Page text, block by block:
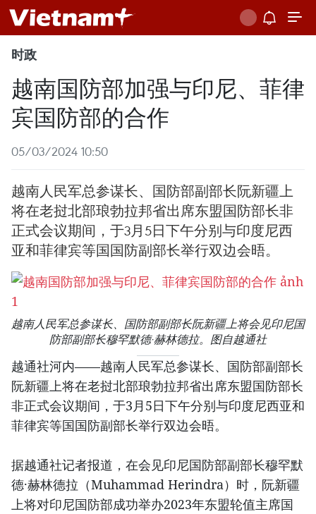
时政
越南国防部加强与印尼、菲律
宾国防部的合作
05/03/2024 10:50
越南人民军总参谋长、国防部副部长阮新疆上
将在老挝北部琅勃拉邦省出席东盟国防部长非
正式会议期间，于3月5日下午分别与印度尼西
亚和菲律宾等国国防副部长举行双边会晤。
越南人民军总参谋长、国防部副部长阮新疆上将会见印尼国
防部副部长穆罕默德·赫林德拉。图自越通社
越通社河内——越南人民军总参谋长、国防部副部长
阮新疆上将在老挝北部琅勃拉邦省出席东盟国防部长
非正式会议期间，于3月5日下午分别与印度尼西亚和
菲律宾等国国防副部长举行双边会晤。
据越通社记者报道，在会见印尼国防部副部长穆罕默
德·赫林德拉（Muhammad Herindra）时，阮新疆
上将对印尼国防部成功举办2023年东盟轮值主席国